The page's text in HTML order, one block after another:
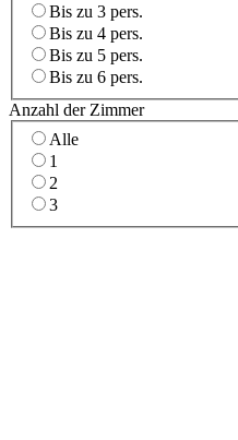
Bis zu 3 pers.
Bis zu 4 pers.
Bis zu 5 pers.
Bis zu 6 pers.
Anzahl der Zimmer
Alle
1
2
3